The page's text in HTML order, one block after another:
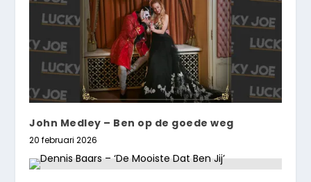
John Medley – Ben op de goede weg
20 februari 2026